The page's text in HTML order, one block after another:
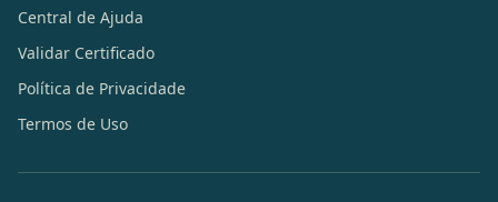
Central de Ajuda
Validar Certificado
Política de Privacidade
Termos de Uso